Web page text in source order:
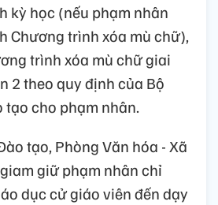
kỳ học (nếu phạm nhân
Chương trình xóa mù chữ),
trình xóa mù chữ giai
2 theo quy định của Bộ
tạo cho phạm nhân.
tạo, Phòng Văn hóa - Xã
giữ phạm nhân chỉ
dục cử giáo viên đến dạy